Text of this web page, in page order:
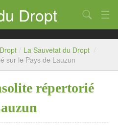
Dropt
Chercher
/ La Sauvetat du Dropt /
sur le Pays de Lauzun
répertorié